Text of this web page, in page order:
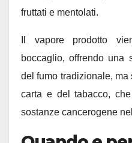
fruttati e mentolati.
Il vapore prodotto
boccaglio, offrendo una
del fumo tradizionale,
carta e del tabacco,
sostanze cancerogene